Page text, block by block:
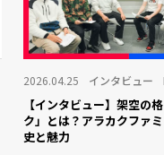
2026.04.25 インタビュー
【インタビュー】架空の
ク」とは？アラカクファ
史と魅力